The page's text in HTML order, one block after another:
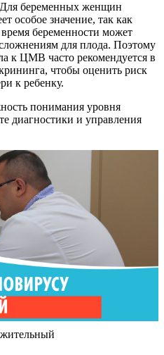
беременных женщин
особое значение, так как
беременности может
для плода. Поэтому
к ЦМВ часто рекомендуется в
чтобы оценить риск
к ребенку.
понимания уровня
диагностики и управления